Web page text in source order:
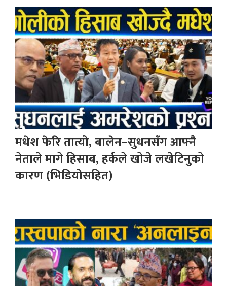
मधेश फेरि तात्यो, बालेन–सुधनसँग आफ्नै
नेताले मागे हिसाब, हर्कले खोजे लखेटिनुको
कारण (भिडियोसहित)